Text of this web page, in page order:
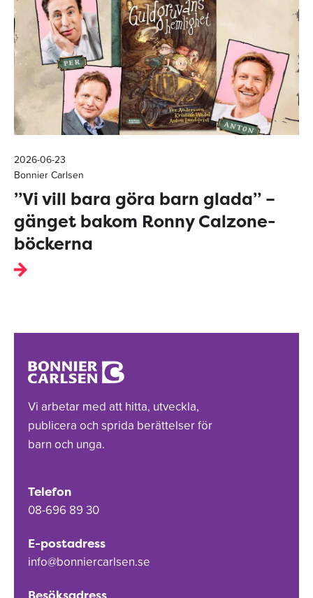
2026-06-23
Bonnier Carlsen
”Vi vill bara göra barn glada” –
gänget bakom Ronny Calzone-
böckerna
Vi arbetar med att hitta, utveckla,
publicera och sprida berättelser för
barn och unga.
Telefon
08-696 89 30
E-postadress
info@bonniercarlsen.se